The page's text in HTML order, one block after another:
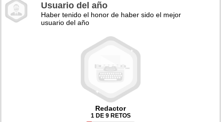
Usuario del año
Haber tenido el honor de haber sido el mejor
usuario del año
Redactor
1 DE 9 RETOS